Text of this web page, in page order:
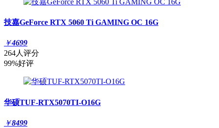
技嘉GeForce RTX 5060 Ti GAMING OC 16G
￥4699
264人评分
99%好评
华硕TUF-RTX5070TI-O16G
￥8499